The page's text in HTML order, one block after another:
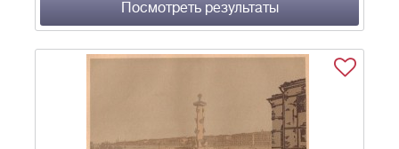
Посмотреть результаты